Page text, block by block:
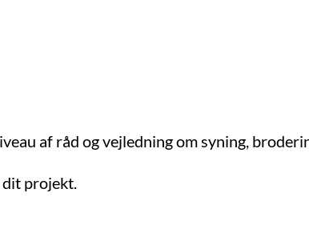
af råd og vejledning om syning,
dit projekt.